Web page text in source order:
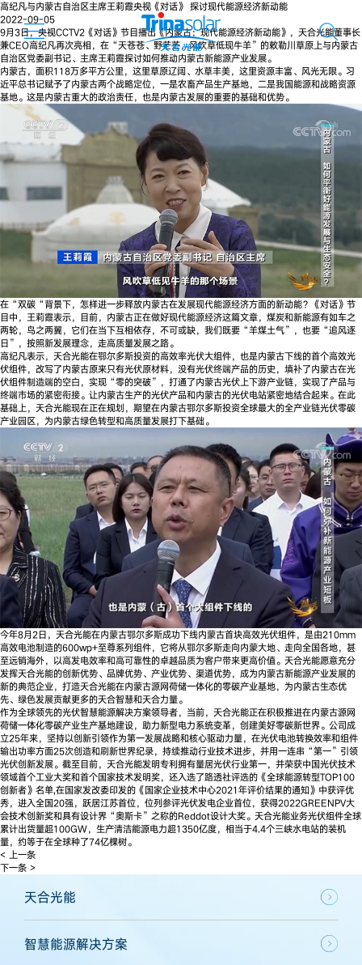
高纪凡与内蒙古自治区主席王莉霞央视《对话》 探讨现代能源经济新动能
2022-09-05
9月3日，央视CCTV2《对话》节目播出《内蒙古：现代能源经济新动能》，天合光能董事长
兼CEO高纪凡再次亮相，在“天苍苍、野茫茫，风吹草低现牛羊”的敕勒川草原上与内蒙古
自治区党委副书记、主席王莉霞探讨如何推动内蒙古新能源产业发展。
内蒙古，面积118万多平方公里，这里草原辽阔、水草丰美，这里资源丰富、风光无限。习
近平总书记赋予了内蒙古两个战略定位，一是农畜产品生产基地，二是我国能源和战略资源
基地。这是内蒙古重大的政治责任，也是内蒙古发展的重要的基础和优势。
在“双碳“背景下，怎样进一步释放内蒙古在发展现代能源经济方面的新动能？《对话》节
目中，王莉霞表示，目前，内蒙古正在做好现代能源经济这篇文章，煤炭和新能源有如车之
两轮，鸟之两翼，它们在当下互相依存，不可或缺，我们既要“羊煤土气”，也要“追风逐
日”，按照新发展理念，走高质量发展之路。
高纪凡表示，天合光能在鄂尔多斯投资的高效率光伏大组件，也是内蒙古下线的首个高效光
伏组件，改写了内蒙古原来只有光伏原材料，没有光伏终端产品的历史，填补了内蒙古在光
伏组件制造端的空白，实现“零的突破”，打通了内蒙古光伏上下游产业链，实现了产品与
终端市场的紧密衔接。让内蒙古生产的光伏产品和内蒙古的光伏电站紧密地结合起来。在此
基础上，天合光能现在正在规划，期望在内蒙古鄂尔多斯投资全球最大的全产业链光伏零碳
产业园区，为内蒙古绿色转型和高质量发展打下基础。
今年8月2日，天合光能在内蒙古鄂尔多斯成功下线内蒙古首块高效光伏组件，是由210mm
高效电池制造的600wp+至尊系列组件，它将从鄂尔多斯走向内蒙大地、走向全国各地，甚
至远销海外，以高发电效率和高可靠性的卓越品质为客户带来更高价值。天合光能愿意充分
发挥天合光能的创新优势、品牌优势、产业优势、渠道优势，成为内蒙古新能源产业发展的
新的典范企业，打造天合光能在内蒙古源网荷储一体化的零碳产业基地，为内蒙古生态优
先、绿色发展贡献更多的天合智慧和天合力量。
作为全球领先的光伏智慧能源解决方案领导者，当前，天合光能正在积极推进在内蒙古源网
荷储一体化零碳产业生产基地建设，助力新型电力系统变革，创建美好零碳新世界。公司成
立25年来，坚持以创新引领作为第一发展战略和核心驱动力量，在光伏电池转换效率和组件
输出功率方面25次创造和刷新世界纪录，持续推动行业技术进步，并用一连串“第一”引领
光伏创新发展。截至目前，天合光能发明专利拥有量居光伏行业第一，并荣获中国光伏技术
领域首个工业大奖和首个国家技术发明奖，还入选了路透社评选的《全球能源转型TOP100
创新者》名单,在国家发改委印发的《国家企业技术中心2021年评价结果的通知》中获评优
秀，进入全国20强，跃居江苏首位，位列参评光伏发电企业首位，获得2022GREENPV大
会技术创新奖和具有设计界“奥斯卡”之称的Reddot设计大奖。天合光能业务光伏组件全球
累计出货量超100GW，生产清洁能源电力超1350亿度，相当于4.4个三峡水电站的装机
量，约等于在全球种了74亿棵树。
< 上一条
下一条 >
天合光能
智慧能源解决方案